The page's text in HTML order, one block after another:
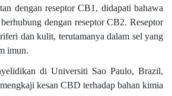
dengan reseptor CB1, didapati bahawa
dengan reseptor CB2. Reseptor
dan kulit, terutamanya dalam sel yang
imun.
di Universiti Sao Paulo, Brazil,
kesan CBD terhadap bahan kimia